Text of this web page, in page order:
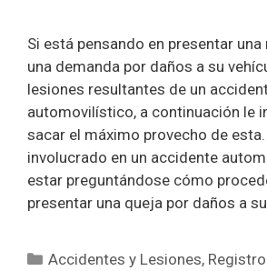
Si está pensando en presentar
una demanda por daños a su
lesiones resultantes de un
automovilístico, a continuación le
sacar el máximo provecho de
involucrado en un accidente
estar preguntándose cómo
presentar una queja por daños a
Categorías
Accidentes y Lesiones,